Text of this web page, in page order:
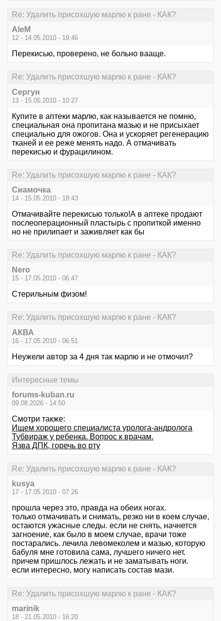
Re: Удалить присохшую марлю к ране - КАК?
AleM
12 - 14.05.2010 - 19:46
Перекисью, проверено, не больно вааще.
Re: Удалить присохшую марлю к ране - КАК?
Сергун
13 - 15.05.2010 - 10:27
Купите в аптеки марлю, как называется не помню,
специальная она пропитана мазью и не присыхает
специально для ожогов. Она и ускоряет регенерацию
тканей и ее реже менять надо. А отмачивать
перекисью и фурацилином.
Re: Удалить присохшую марлю к ране - КАК?
Сиамочка
14 - 15.05.2010 - 18:43
Отмачивайте перекисью только!А в аптеке продают
послеоперационный пластырь с пропиткой именно
но не прилипает и заживляет как бы
Re: Удалить присохшую марлю к ране - КАК?
Nero
15 - 17.05.2010 - 06:47
Стерильным физом!
Re: Удалить присохшую марлю к ране - КАК?
АКВА
16 - 17.05.2010 - 06:51
Неужели автор за 4 дня так марлю и не отмочил?
Интересные темы
forums-kuban.ru
09.08.2026 - 14:50
Смотри также:
Ищем хорошего специалиста уролога-андролога
Тубвираж у ребенка. Вопрос к врачам.
Язва ДПК, горечь во рту
Re: Удалить присохшую марлю к ране - КАК?
kusya
17 - 17.05.2010 - 07:26
прошла через это, правда на обеих ногах.
только отмачивать и снимать, резко ни в коем случае,
остаются ужасные следы. если не снять, начнется
загноение, как было в моем случае, врачи тоже
постарались. лечила левомеколем и мазью, которую
бабуля мне готовила сама, лучшего ничего нет.
причем пришлось лежать и не заматывать ноги.
если интересно, могу написать состав мази.
Re: Удалить присохшую марлю к ране - КАК?
marinik
18 - 21.05.2010 - 16:20